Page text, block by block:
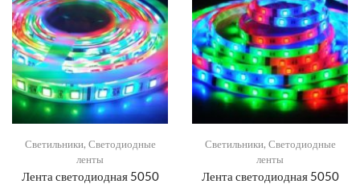
Светильники, Светодиодные
ленты
Лента светодиодная 5050
Светильники, Светодиодные
ленты
Лента светодиодная 5050